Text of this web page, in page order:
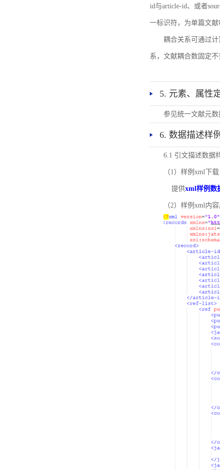
id与article-id、或者
一标识符，为单篇文
耦合关系可通过
系，文献耦合数固定不
5. 元素、属性
参见统一文献元
6. 数据描述样
6.1 引文描述数据
（1）样例xml下载
提供xml样例数
（2）样例xml内